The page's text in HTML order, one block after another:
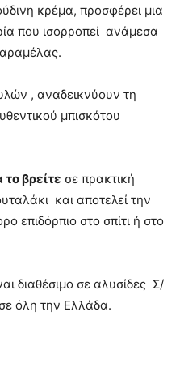
κρέμα, προσφέρει μια
που ισορροπεί ανάμεσα
, αναδεικνύουν τη
μπισκότου
βρείτε σε πρακτική
και αποτελεί την
επιδόρπιο στο σπίτι ή στο
διαθέσιμο σε αλυσίδες Σ/
όλη την Ελλάδα.